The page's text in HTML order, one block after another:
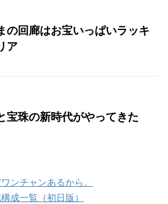
の回廊はお宝いっぱいラッキ
ア
宝珠の新時代がやってきた
ンチャンあるから。
成一覧（初日版）